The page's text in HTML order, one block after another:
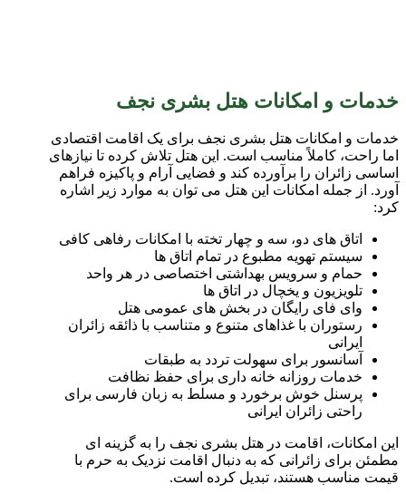
خدمات و امکانات هتل بشری نجف
خدمات و امکانات هتل بشری نجف برای یک اقامت اقتصادی
اما راحت، کاملاً مناسب است. این هتل تلاش کرده تا نیازهای
اساسی زائران را برآورده کند و فضایی آرام و پاکیزه فراهم
آورد. از جمله امکانات این هتل می توان به موارد زیر اشاره
کرد:
اتاق های دو، سه و چهار تخته با امکانات رفاهی کافی
سیستم تهویه مطبوع در تمام اتاق ها
حمام و سرویس بهداشتی اختصاصی در هر واحد
تلویزیون و یخچال در اتاق ها
وای فای رایگان در بخش های عمومی هتل
رستوران با غذاهای متنوع و متناسب با ذائقه زائران
ایرانی
آسانسور برای سهولت تردد به طبقات
خدمات روزانه خانه داری برای حفظ نظافت
پرسنل خوش برخورد و مسلط به زبان فارسی برای
راحتی زائران ایرانی
این امکانات، اقامت در هتل بشری نجف را به گزینه ای
مطمئن برای زائرانی که به دنبال اقامت نزدیک به حرم با
قیمت مناسب هستند، تبدیل کرده است.